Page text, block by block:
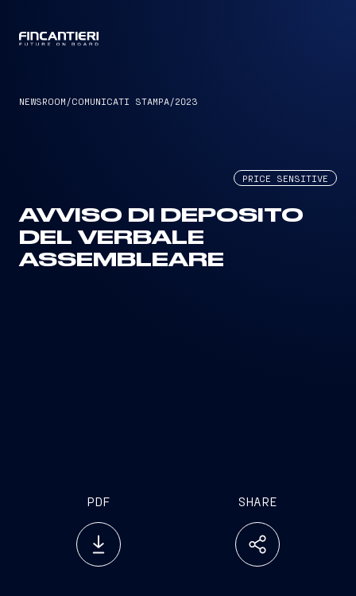
NEWSROOM /COMUNICATI STAMPA/2023
PRICE SENSITIVE
AVVISO DI DEPOSITO
DEL VERBALE
ASSEMBLEARE
PDF SHARE